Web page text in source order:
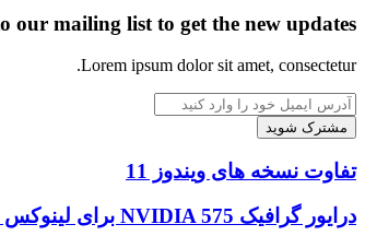
از
ایمیل
our mailing list to get the new updates!
Lorem ipsum dolor sit amet, consectetur.
آدرس
ایمیل
خود
را
وارد
کنید
تفاوت
نسخه
های
ویندوز
تفاوت نسخه های ویندوز 11
درایور
درایور گرافیک NVIDIA 575 برای لینوکس منتشر شد و از NVIDIA Smooth Motion پشتیبانی می‌کند.